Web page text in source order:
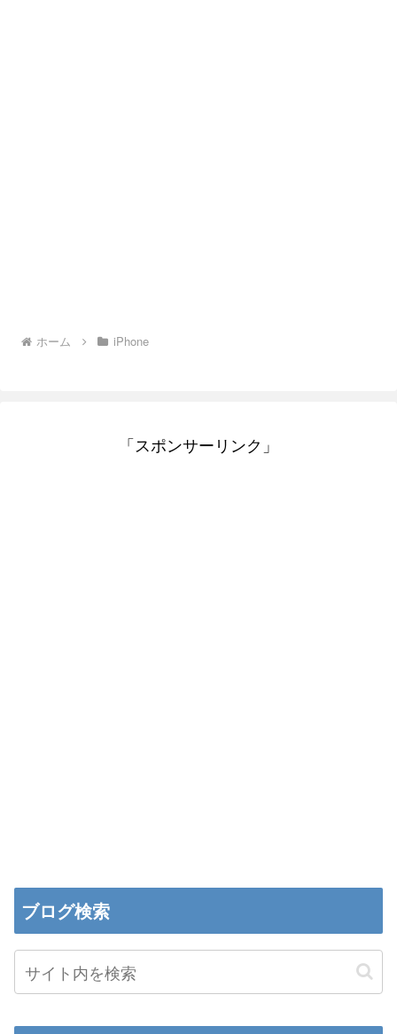
ホーム iPhone
「スポンサーリンク」
ブログ検索